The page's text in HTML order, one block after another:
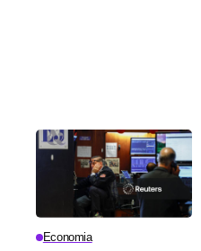
Economia